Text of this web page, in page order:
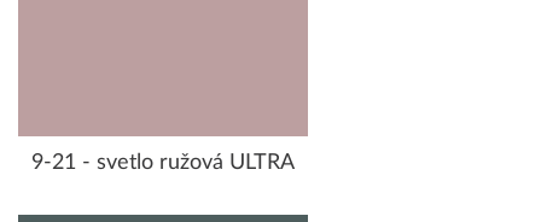
9-21 - svetlo ružová ULTRA